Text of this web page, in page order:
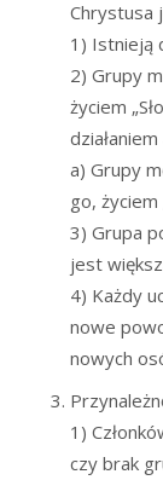
Chry­stu­sa
1) Ist­nie­ją
2) Gru­py
życiem
a) Gru­py
go, życiem
3) Gru­pa
jest
4) Każ­dy
nowe
nowych
1)
czy brak